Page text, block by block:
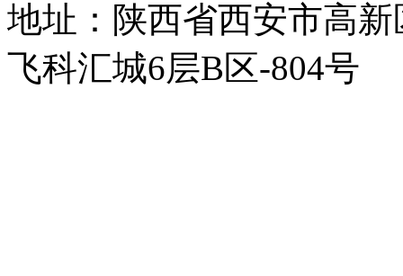
地址：陕西省西安市高
飞科汇城6层B区-804